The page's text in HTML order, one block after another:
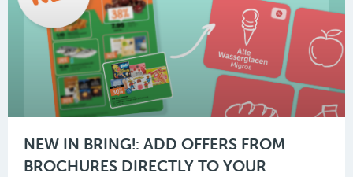
NEW IN BRING!: ADD OFFERS FROM
BROCHURES DIRECTLY TO YOUR